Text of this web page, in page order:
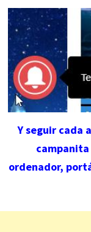
Y seguir cada
ordenador,